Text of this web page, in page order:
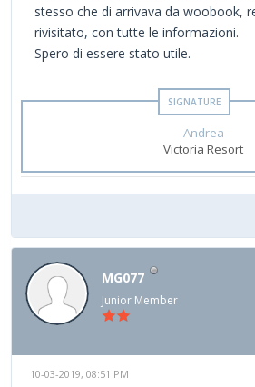
stesso che di arrivava da woobook,
rivisitato, con tutte le informazioni.
Spero di essere stato utile.
Andrea
Victoria Resort
MG077
Junior Member
10-03-2019, 08:51 PM